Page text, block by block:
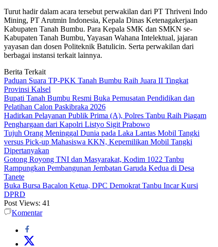
Turut hadir dalam acara tersebut perwakilan dari PT Thriveni Indo
Mining, PT Arutmin Indonesia, Kepala Dinas Ketenagakerjaan
Kabupaten Tanah Bumbu. Para Kepala SMK dan SMKN se-
Kabupaten Tanah Bumbu, Yayasan Wahana Intelektual, jajaran
yayasan dan dosen Politeknik Batulicin. Serta perwakilan dari
berbagai instansi terkait lainnya.
Berita Terkait
Paduan Suara TP-PKK Tanah Bumbu Raih Juara II Tingkat
Provinsi Kalsel
Bupati Tanah Bumbu Resmi Buka Pemusatan Pendidikan dan
Pelatihan Calon Paskibraka 2026
Hadirkan Pelayanan Publik Prima (A), Polres Tanbu Raih Piagam
Penghargaan dari Kapolri Listyo Sigit Prabowo
Tujuh Orang Meninggal Dunia pada Laka Lantas Mobil Tangki
versus Pick-up Mahasiswa KKN, Kepemilikan Mobil Tangki
Dipertanyakan
Gotong Royong TNI dan Masyarakat, Kodim 1022 Tanbu
Rampungkan Pembangunan Jembatan Garuda Kedua di Desa
Tanete
Buka Bursa Bacalon Ketua, DPC Demokrat Tanbu Incar Kursi
DPRD
Post Views: 41
Komentar